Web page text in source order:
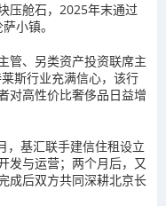
压舱石，2025年末通过
小镇。
管、另类资产投资联席主
斯行业充满信心，该行
对高性价比奢侈品日益增
，基汇联手建信住租设立
发与运营；两个月后，又
成后双方共同深耕北京长